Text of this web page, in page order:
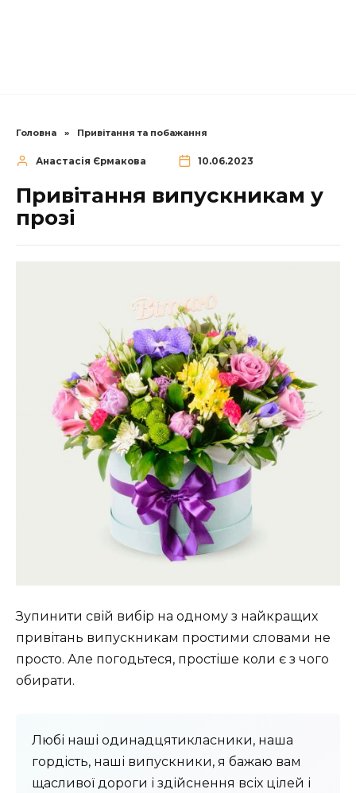
Головна » Привітання та побажання
Анастасія Єрмакова 10.06.2023
Привітання випускникам у
прозі
Зупинити свій вибір на одному з найкращих
привітань випускникам простими словами не
просто. Але погодьтеся, простіше коли є з чого
обирати.
Любі наші одинадцятикласники, наша
гордість, наші випускники, я бажаю вам
щасливої ​​дороги і здійснення всіх цілей і